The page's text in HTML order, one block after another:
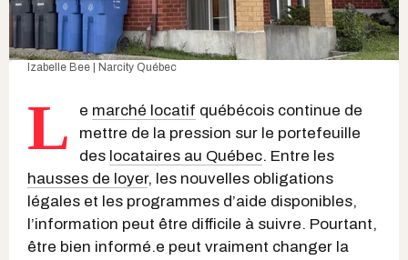
Izabelle Bee | Narcity Québec
L e marché locatif québécois continue de
mettre de la pression sur le portefeuille
des locataires au Québec. Entre les
hausses de loyer, les nouvelles obligations
légales et les programmes d’aide disponibles,
l’information peut être difficile à suivre. Pourtant,
être bien informé.e peut vraiment changer la